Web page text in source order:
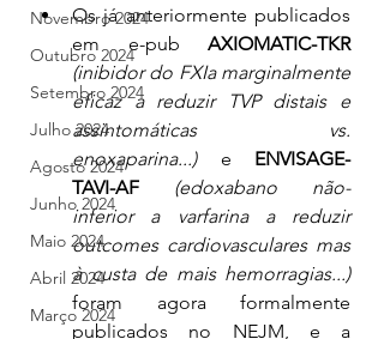
Novembro 2024
Outubro 2024
Setembro 2024
Julho 2024
Agosto 2024
Junho 2024
Maio 2024
Abril 2024
Março 2024
Os já anteriormente publicados
em e-pub
AXIOMATIC-TKR
(inibidor do FXIa marginalmente
eficaz a reduzir TVP distais e
assintomáticas vs.
enoxaparina...) e ENVISAGE-
TAVI-AF (edoxabano não-
inferior a varfarina a reduzir
outcomes cardiovasculares mas
à custa de mais hemorragias...)
foram agora formalmente